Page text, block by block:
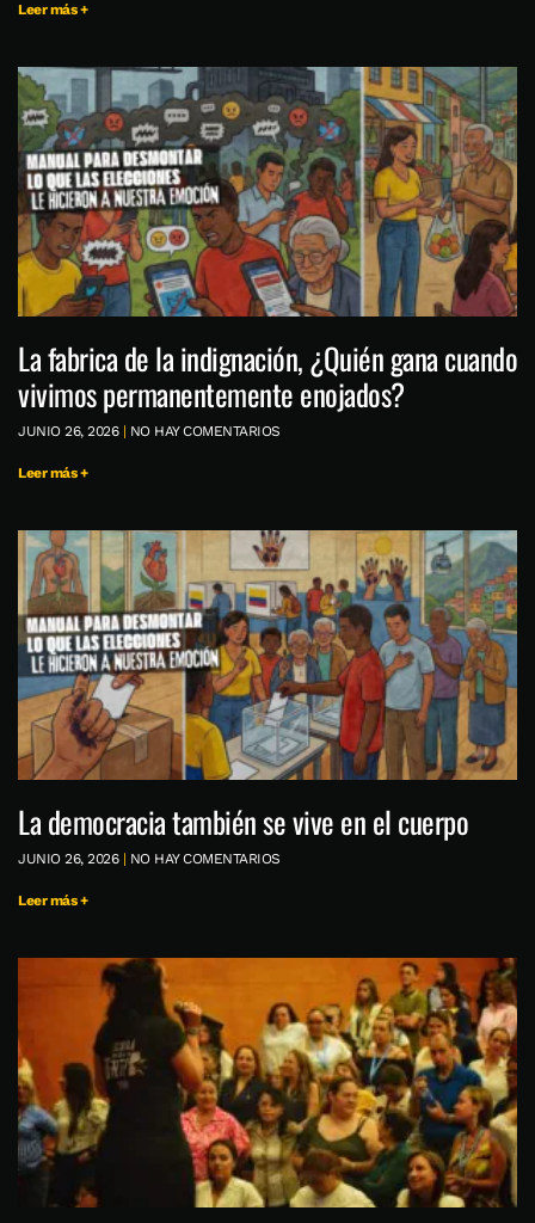
Leer más +
La fabrica de la indignación, ¿Quién gana cuando
vivimos permanentemente enojados?
JUNIO 26, 2026 NO HAY COMENTARIOS
Leer más +
La democracia también se vive en el cuerpo
JUNIO 26, 2026 NO HAY COMENTARIOS
Leer más +